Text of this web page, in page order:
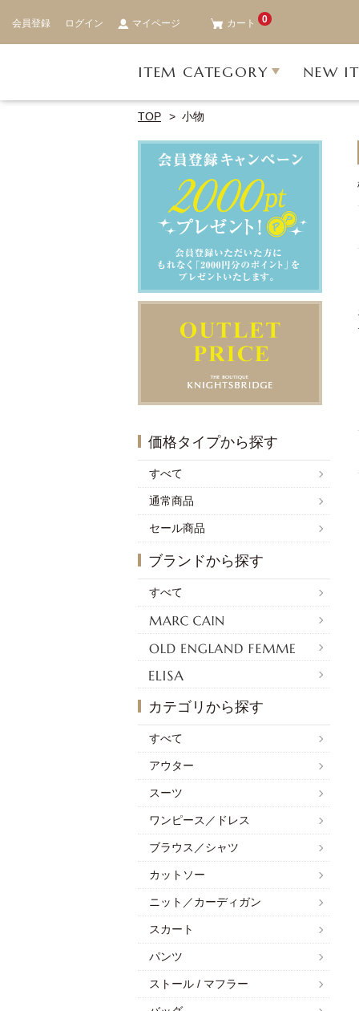
会員登録 ログイン マイページ カート 0
ITEM CATEGORY NEW
TOP 小物
価格タイプから探す
すべて
通常商品
セール商品
ブランドから探す
すべて
カテゴリから探す
すべて
アウター
スーツ
ワンピース／ドレス
ブラウス／シャツ
カットソー
ニット／カーディガン
スカート
パンツ
ストール / マフラー